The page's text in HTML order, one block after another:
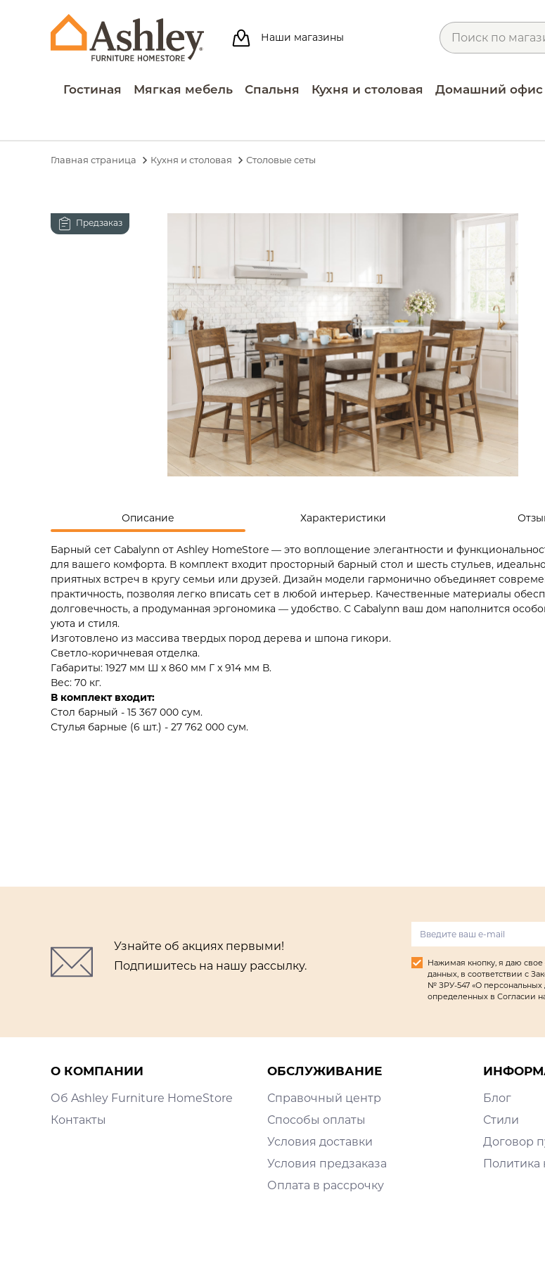
Наши магазины
Гостиная Мягкая мебель Спальня Кухня и столовая Домашний офис
Главная страница Кухня и столовая Столовые сеты
Предзаказ
Описание Характеристики
Барный сет Cabalynn от Ashley HomeStore — это воплощение элегантности и
для вашего комфорта. В комплект входит просторный барный стол и шесть стульев,
приятных встреч в кругу семьи или друзей. Дизайн модели гармонично объединяет
практичность, позволяя легко вписать сет в любой интерьер. Качественные материалы
долговечность, а продуманная эргономика — удобство. С Cabalynn ваш дом наполнится
уюта и стиля.
Изготовлено из массива твердых пород дерева и шпона гикори.
Светло-коричневая отделка.
Габариты: 1927 мм Ш x 860 мм Г x 914 мм В.
Вес: 70 кг.
В комплект входит:
Стол барный - 15 367 000 сум.
Стулья барные (6 шт.) - 27 762 000 сум.
Узнайте об акциях первыми!
Подпишитесь на нашу рассылку.
Нажимая кнопку, я даю свое
данных, в соответствии с
№ ЗРУ-547 «О персональных
определенных в Согласии
О КОМПАНИИ
Об Ashley Furniture HomeStore
Контакты
ОБСЛУЖИВАНИЕ
Справочный центр
Способы оплаты
Условия доставки
Условия предзаказа
Оплата в рассрочку
Блог
Стили
Договор
Политика